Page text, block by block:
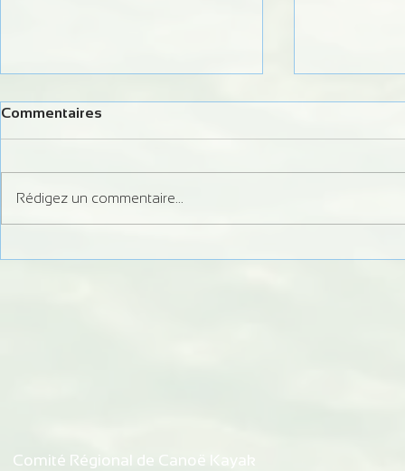
Commentaires
Rédigez un commentaire...
Comité Régional de Canoë Kayak